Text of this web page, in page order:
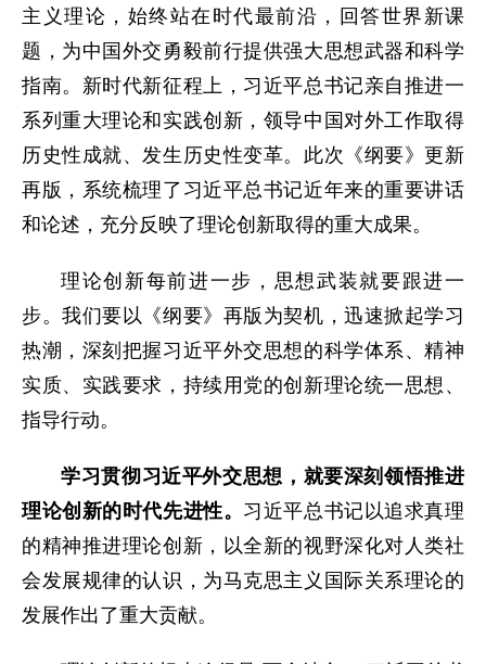
主义理论，始终站在时代最前沿，回答世界新课
题，为中国外交勇毅前行提供强大思想武器和科学
指南。新时代新征程上，习近平总书记亲自推进一
系列重大理论和实践创新，领导中国对外工作取得
历史性成就、发生历史性变革。此次《纲要》更新
再版，系统梳理了习近平总书记近年来的重要讲话
和论述，充分反映了理论创新取得的重大成果。
理论创新每前进一步，思想武装就要跟进一
步。我们要以《纲要》再版为契机，迅速掀起学习
热潮，深刻把握习近平外交思想的科学体系、精神
实质、实践要求，持续用党的创新理论统一思想、
指导行动。
学习贯彻习近平外交思想，就要深刻领悟推进
理论创新的时代先进性。 习近平总书记以追求真理
的精神推进理论创新，以全新的视野深化对人类社
会发展规律的认识，为马克思主义国际关系理论的
发展作出了重大贡献。